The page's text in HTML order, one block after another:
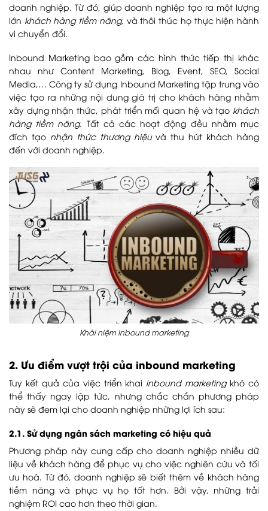
doanh nghiệp. Từ đó, giúp doanh nghiệp tạo ra một lượng
lớn khách hàng tiềm năng, và thôi thúc họ thực hiện hành
vi chuyển đổi.
Inbound Marketing bao gồm các hình thức tiếp thị khác
nhau như Content Marketing, Blog, Event, SEO, Social
Media,… Công ty sử dụng Inbound Marketing tập trung vào
việc tạo ra những nội dung giá trị cho khách hàng nhằm
xây dựng nhận thức, phát triển mối quan hệ và tạo khách
hàng tiềm năng. Tất cả các hoạt động đều nhằm mục
đích tạo nhận thức thương hiệuvà thu hút khách hàng
đến với doanh nghiệp.
Khái niệm Inbound marketing
2. Ưu điểm vượt trội của inbound marketing
Tuy kết quả của việc triển khai inbound marketingkhó có
thể thấy ngay lập tức, nhưng chắc chắn phương pháp
này sẽ đem lại cho doanh nghiệp những lợi ích sau:
2.1. Sử dụng ngân sách marketing có hiệu quả
Phương pháp này cung cấp cho doanh nghiệp nhiều dữ
liệu về khách hàng để phục vụ cho việc nghiên cứu và tối
ưu hoá. Từ đó, doanh nghiệp sẽ biết thêm về khách hàng
tiềm năng và phục vụ họ tốt hơn. Bởi vậy, những trải
nghiệm ROI cao hơn theo thời gian.